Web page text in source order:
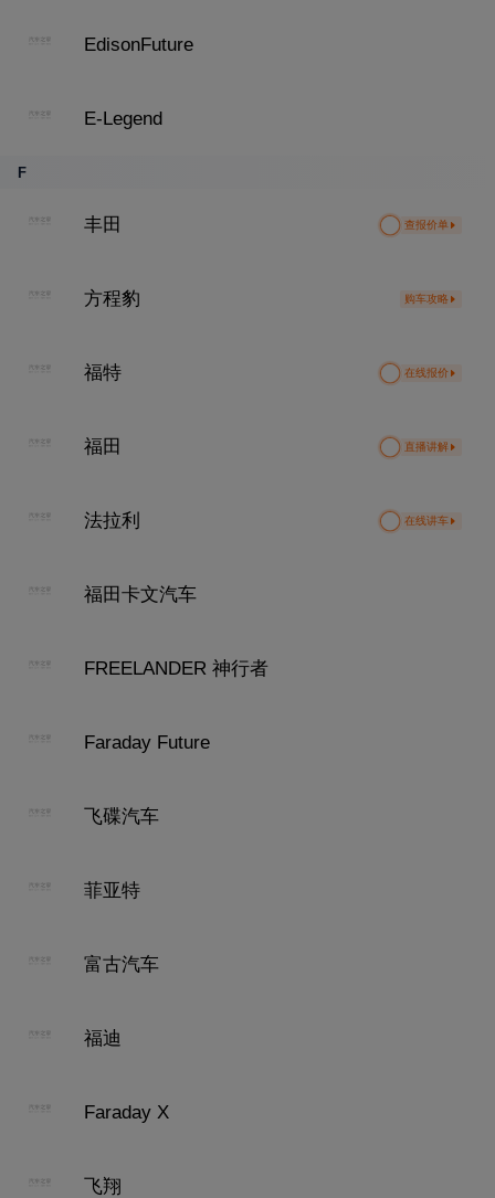
EdisonFuture
E-Legend
F
丰田 查报价单
方程豹 购车攻略
福特 在线报价
福田 直播讲解
法拉利 在线讲车
福田卡文汽车
FREELANDER 神行者
Faraday Future
飞碟汽车
菲亚特
富古汽车
福迪
Faraday X
飞翔